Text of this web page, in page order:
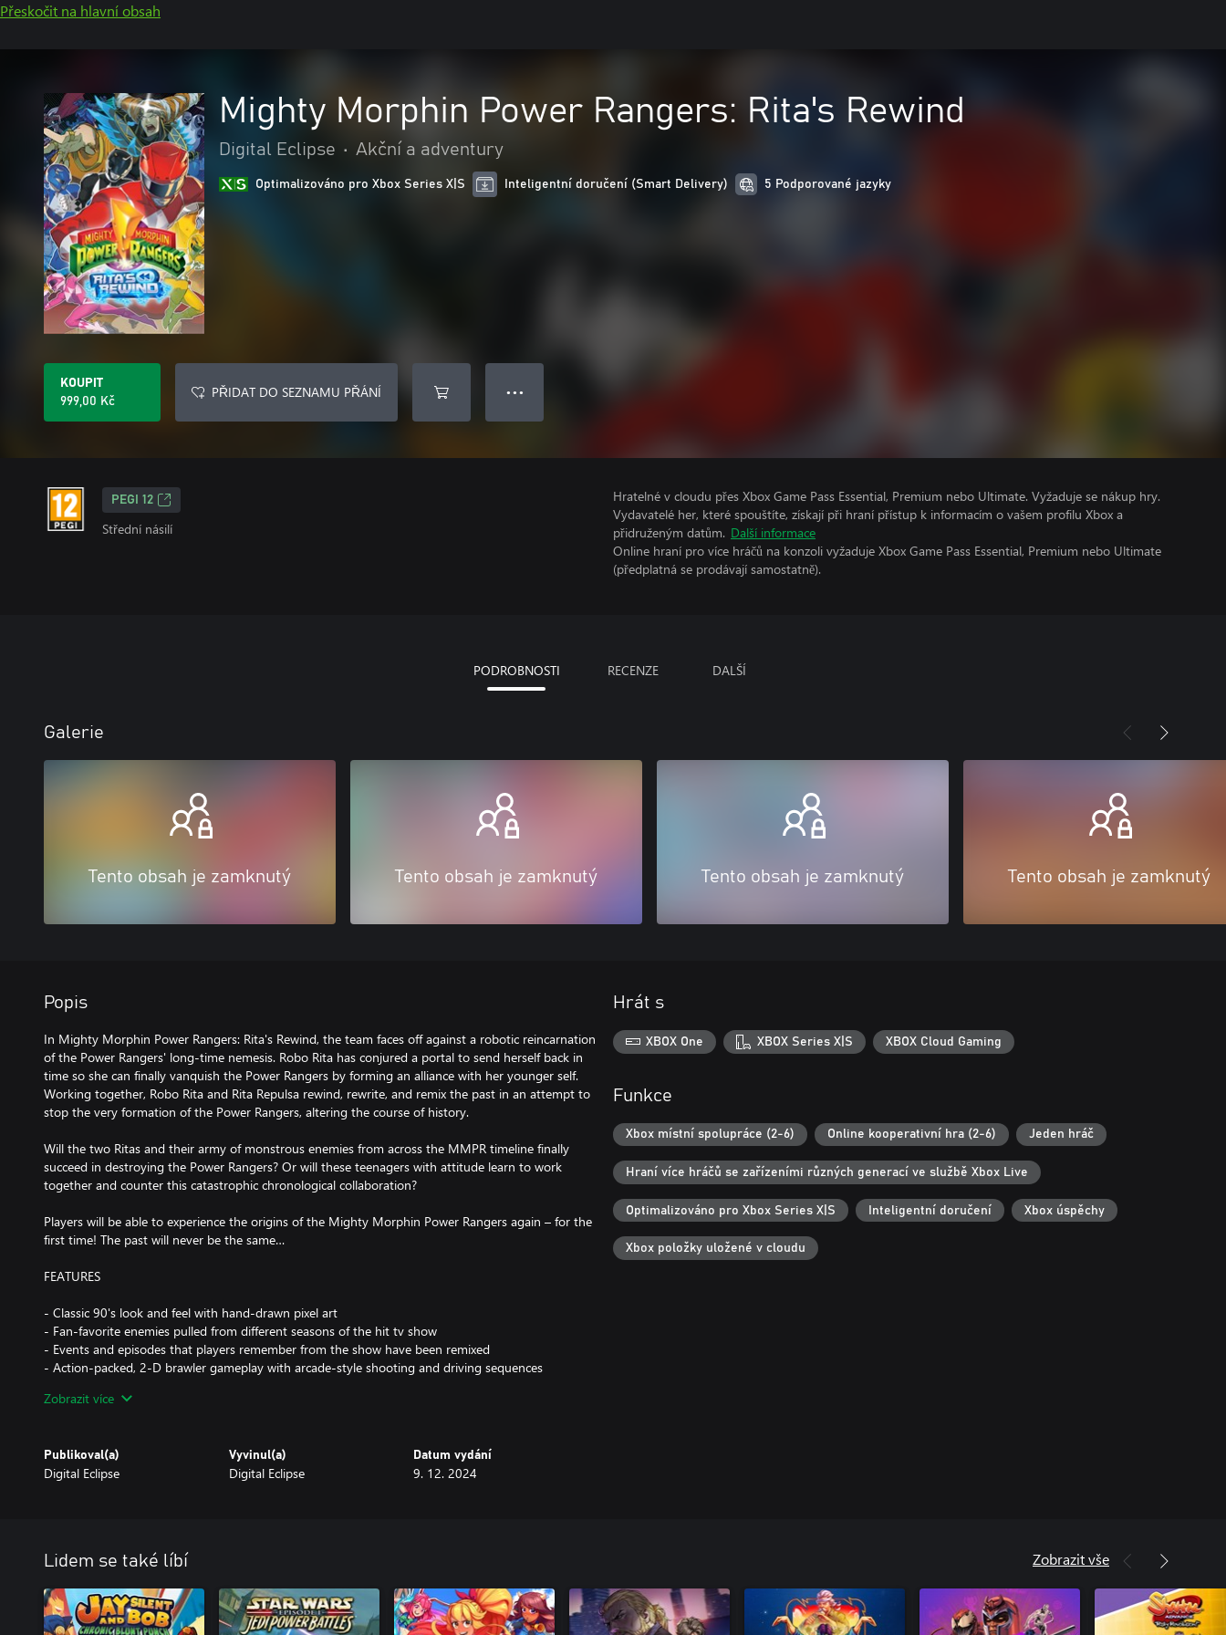
Přeskočit na hlavní obsah
Mighty Morphin Power Rangers: Rita's Rewind
Digital Eclipse • Akční a adventury
Optimalizováno pro Xbox Series X|S Inteligentní doručení (Smart Delivery) 5 Podporované jazyky
KOUPIT
999,00 Kč
PŘIDAT DO SEZNAMU PŘÁNÍ ● ● ●
PEGI 12
Střední násilí
Hratelné v cloudu přes Xbox Game Pass Essential, Premium nebo Ultimate. Vyžaduje se nákup hry.
Vydavatelé her, které spouštíte, získají při hraní přístup k informacím o vašem profilu Xbox a
přidruženým datům. Další informace
Online hraní pro více hráčů na konzoli vyžaduje Xbox Game Pass Essential, Premium nebo Ultimate
(předplatná se prodávají samostatně).
PODROBNOSTI RECENZE DALŠÍ
Galerie
Tento obsah je zamknutý Tento obsah je zamknutý Tento obsah je zamknutý Tento obsah je zamknutý
Popis
In Mighty Morphin Power Rangers: Rita's Rewind, the team faces off against a robotic reincarnation
of the Power Rangers' long-time nemesis. Robo Rita has conjured a portal to send herself back in
time so she can finally vanquish the Power Rangers by forming an alliance with her younger self.
Working together, Robo Rita and Rita Repulsa rewind, rewrite, and remix the past in an attempt to
stop the very formation of the Power Rangers, altering the course of history.
Will the two Ritas and their army of monstrous enemies from across the MMPR timeline finally
succeed in destroying the Power Rangers? Or will these teenagers with attitude learn to work
together and counter this catastrophic chronological collaboration?
Players will be able to experience the origins of the Mighty Morphin Power Rangers again – for the
first time! The past will never be the same…
FEATURES
- Classic 90's look and feel with hand-drawn pixel art
- Fan-favorite enemies pulled from different seasons of the hit tv show
- Events and episodes that players remember from the show have been remixed
- Action-packed, 2-D brawler gameplay with arcade-style shooting and driving sequences
- Jump into the cockpit of the legendary Megazord and take down gigantic bosses
Zobrazit více
Publikoval(a)
Digital Eclipse
Vyvinul(a)
Digital Eclipse
Datum vydání
9. 12. 2024
Hrát s
XBOX One XBOX Series X|S XBOX Cloud Gaming
Funkce
Xbox místní spolupráce (2-6) Online kooperativní hra (2-6) Jeden hráč
Hraní více hráčů se zařízeními různých generací ve službě Xbox Live
Optimalizováno pro Xbox Series X|S Inteligentní doručení Xbox úspěchy
Xbox položky uložené v cloudu
Lidem se také líbí Zobrazit vše